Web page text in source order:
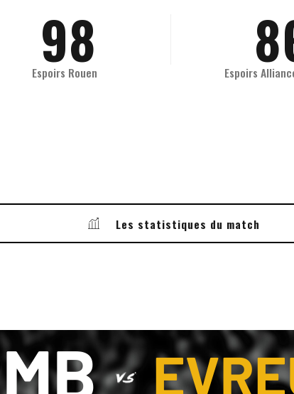
9
0
8
9
Espoirs Rouen 8
9
Espoirs
Les statistiques du match